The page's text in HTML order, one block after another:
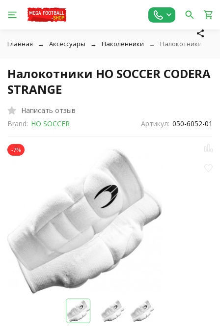
Главная Аксессуары Наколенники Налокотники HO
Налокотники HO SOCCER CODERA
STRANGE
Написать отзыв
Brand: HO SOCCER Артикул: 050-6052-01
-7%